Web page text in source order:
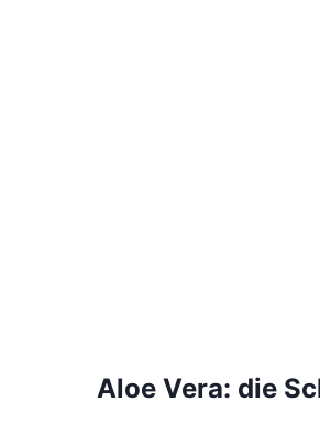
Aloe Vera: die